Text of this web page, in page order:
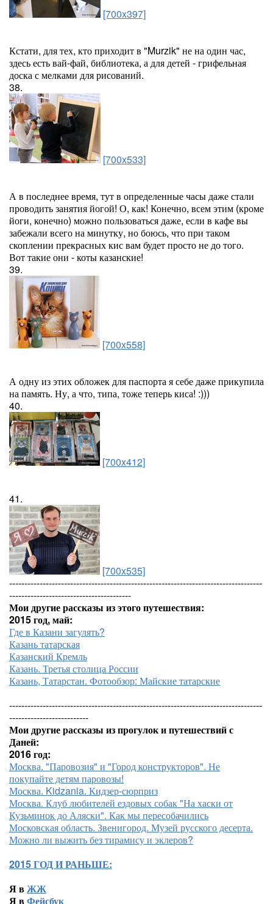
[700x397]
Кстати, для тех, кто приходит в "Murzik" не на один час,
здесь есть вай-фай, библиотека, а для детей - грифельная
доска с мелками для рисований.
38.
[700x533]
А в последнее время, тут в определенные часы даже стали
проводить занятия йогой! О, как! Конечно, всем этим (кроме
йоги, конечно) можно пользоваться даже, если в кафе вы
забежали всего на минутку, но боюсь, что при таком
скоплении прекрасных кис вам будет просто не до того.
Вот такие они - коты казанские!
39.
[700x558]
А одну из этих обложек для паспорта я себе даже прикупила
на память. Ну, а что, типа, тоже теперь киса! :)))
40.
[700x412]
41.
[700x535]
-----------------------------------------------------------------------------------
----------------------------------------
Мои другие рассказы из этого путешествия:
2015 год, май:
Где в Казани загулять?
Казань татарская
Казанский Кремль
Казань. Третья столица России
Казань, Татарстан. Фотообзор: Майские татарские
-----------------------------------------------------------------------------------
--------------------------
Мои другие рассказы из прогулок и путешествий с
Даней:
2016 год:
Москва. "Паровозия" и "Город конструкторов". Не
покупайте детям паровозы!
Москва. Kidzania. Кидзер-сюрприз
Москва. Клуб любителей ездовых собак "На хаски от
Кузьминок до Аляски". Как мы пересобачились
Московская область. Звенигород. Музей русского десерта.
Можно ли выжить без тирамису и эклеров?
2015 ГОД И РАНЬШЕ:
Я вЖЖ
Я вФейсбук